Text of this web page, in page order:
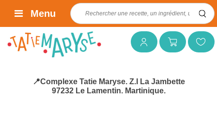
Mon compteMon panierMes favoris
Rechercher :
Menu
📍Complexe Tatie Maryse. Z.I La Jambette
97232 Le Lamentin. Martinique.